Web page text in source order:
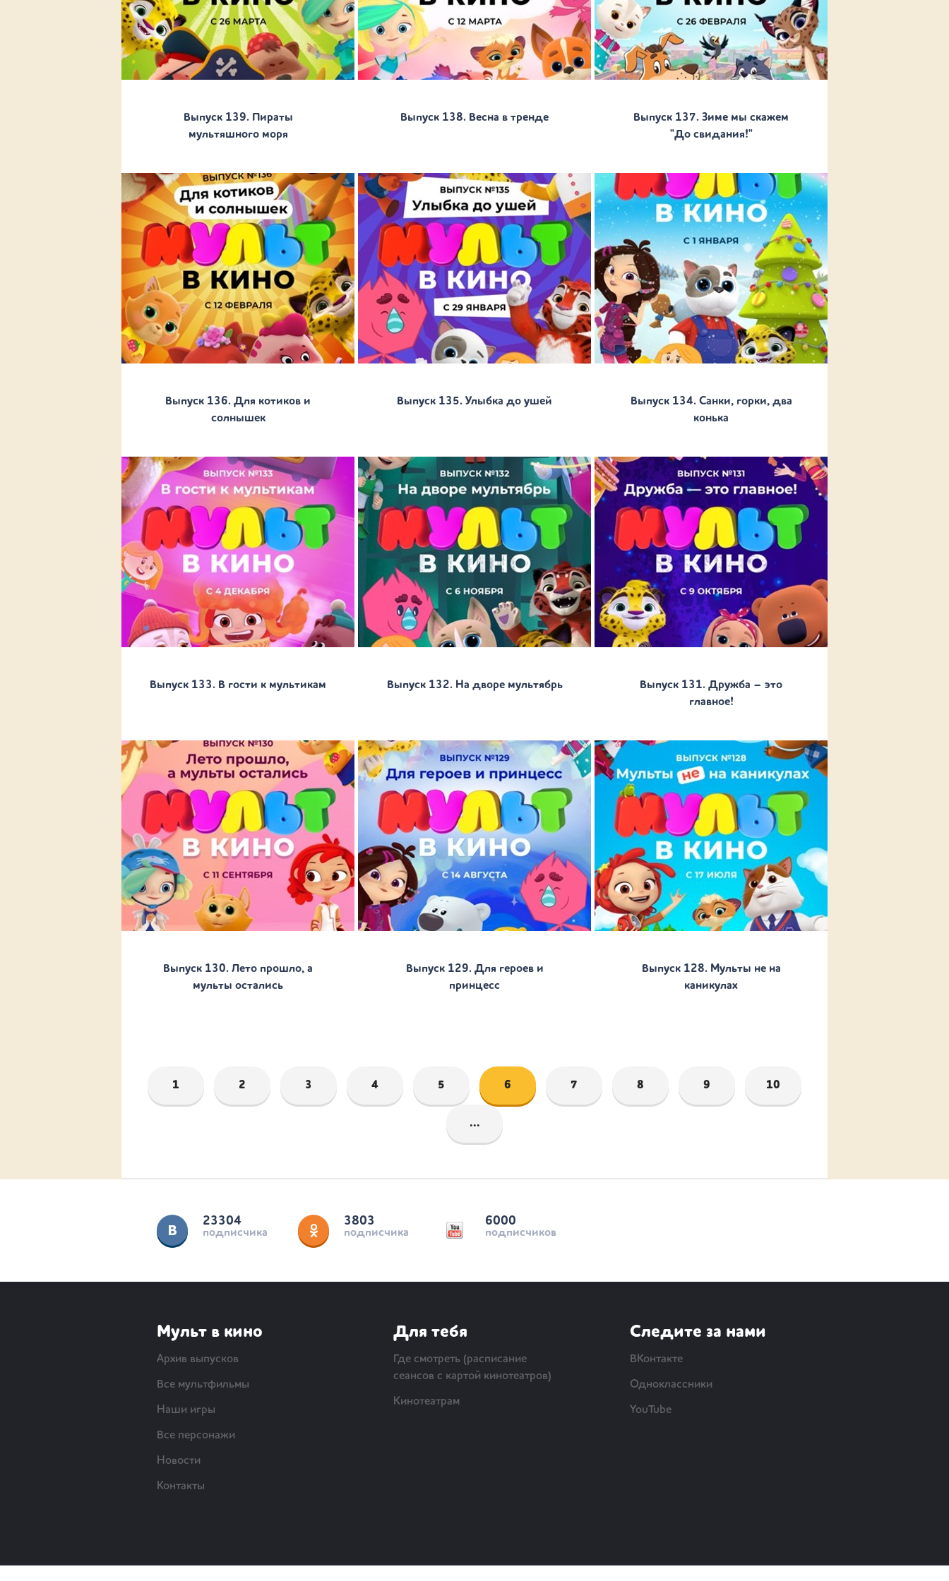
Выпуск 139. Пираты
мультяшного моря
Выпуск 138. Весна в тренде
Выпуск 137. Зиме мы скажем
"До свидания!"
Выпуск 136. Для котиков и
солнышек
Выпуск 135. Улыбка до ушей
Выпуск 134. Санки, горки, два
конька
Выпуск 133. В гости к мультикам Выпуск 132. На дворе мультябрь
Выпуск 131. Дружба – это
главное!
Выпуск 130. Лето прошло, а
мульты остались
Выпуск 129. Для героев и
принцесс
Выпуск 128. Мульты не на
каникулах
1 2 3 4 5 6 7 8 9 10
...
23304
подписчика
3803
подписчика
6000
подписчиков
Мульт в кино
Архив выпусков
Все мультфильмы
Наши игры
Все персонажи
Новости
Контакты
Для тебя
Где смотреть (расписание
сеансов с картой кинотеатров)
Кинотеатрам
Следите за нами
ВКонтакте
Одноклассники
YouTube